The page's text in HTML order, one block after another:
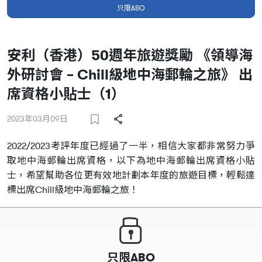
只限ABO
安利（香港）50週年旅遊獎勵 《領導海
外研討會 – Chill級地中海郵輪之旅》 出
席資格小貼士（1）
2023年03月09日
2022/2023考評年度已經過了一半，相信大家都非常努力爭
取地中海郵輪出席資格，以下為地中海郵輪出席資格小貼
士，希望幫助各位更有效地計劃本年度的旅遊目標，輕鬆達
標出席Chill級地中海郵輪之旅！
只限ABO